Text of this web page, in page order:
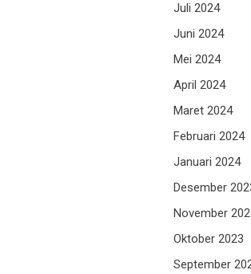
Juli 2024
Juni 2024
Mei 2024
April 2024
Maret 2024
Februari 2024
Januari 2024
Desember
November
Oktober 2023
September